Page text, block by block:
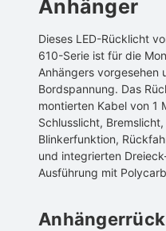
Anhänger
Dieses LED-Rücklicht
610-Serie ist für die
Anhängers vorgesehen
Bordspannung. Das
montierten Kabel von 1
Schlusslicht,
Blinkerfunktion,
und integrierten
Ausführung mit